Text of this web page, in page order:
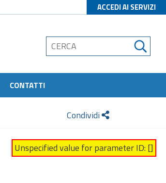
ACCEDI AI SERVIZI
CONTATTI
Condividi
Unspecified value for parameter ID: []